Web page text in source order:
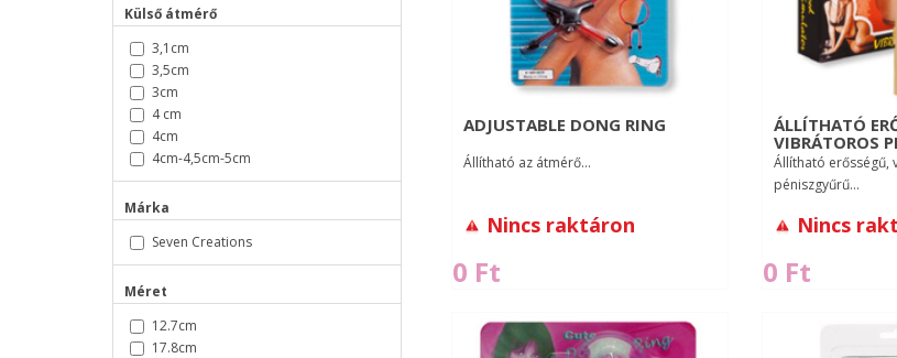
Külső átmérő
3,1cm
3,5cm
3cm
4 cm
4cm
4cm-4,5cm-5cm
Márka
Seven Creations
Méret
12.7cm
17.8cm
ADJUSTABLE DONG RING
Állítható az átmérő...
Nincs raktáron
0 Ft
ÁLLÍTHATÓ
VIBRÁTOROS
Állítható erősségű,
péniszgyűrű...
Nincs
0 Ft